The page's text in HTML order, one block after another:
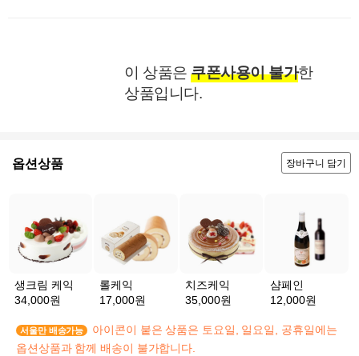
이 상품은 쿠폰사용이 불가한
상품입니다.
옵션상품 장바구니 담기
생크림 케익
34,000원
롤케익
17,000원
치즈케익
35,000원
샴페인
12,000원
서울만 배송가능
아이콘이 붙은 상품은 토요일, 일요일, 공휴일에는
옵션상품과 함께 배송이 불가합니다.